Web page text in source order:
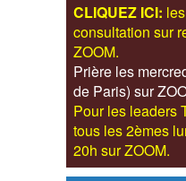
CLIQUEZ ICI:
consultation sur
ZOOM.
Prière les
de Paris) sur
Pour les leaders
tous les 2èmes
20h sur ZOOM.